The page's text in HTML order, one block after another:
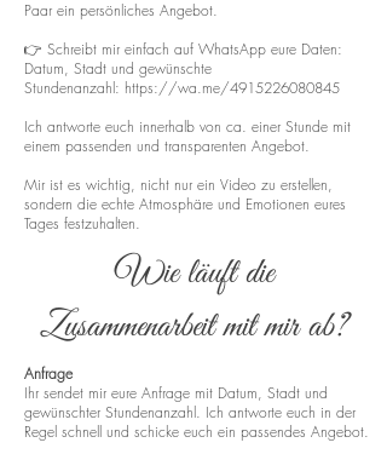
Paar ein persönliches Angebot.
👉 Schreibt mir einfach auf WhatsApp eure Daten:
Datum, Stadt und gewünschte
Stundenanzahl: https://wa.me/4915226080845
Ich antworte euch innerhalb von ca. einer Stunde mit
einem passenden und transparenten Angebot.
Mir ist es wichtig, nicht nur ein Video zu erstellen,
sondern die echte Atmosphäre und Emotionen eures
Tages festzuhalten.
Wie läuft die
Zusammenarbeit mit mir ab?
Anfrage
Ihr sendet mir eure Anfrage mit Datum, Stadt und
gewünschter Stundenanzahl. Ich antworte euch in der
Regel schnell und schicke euch ein passendes Angebot.